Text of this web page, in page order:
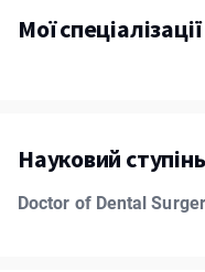
Мої
Науковий ступінь
Doctor of Dental